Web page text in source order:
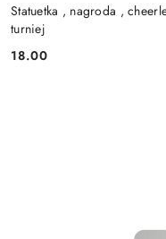
Statuetka , nagroda ,
turniej
Cena:
18.00